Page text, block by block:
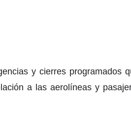
y cierres programados
a las aerolíneas y